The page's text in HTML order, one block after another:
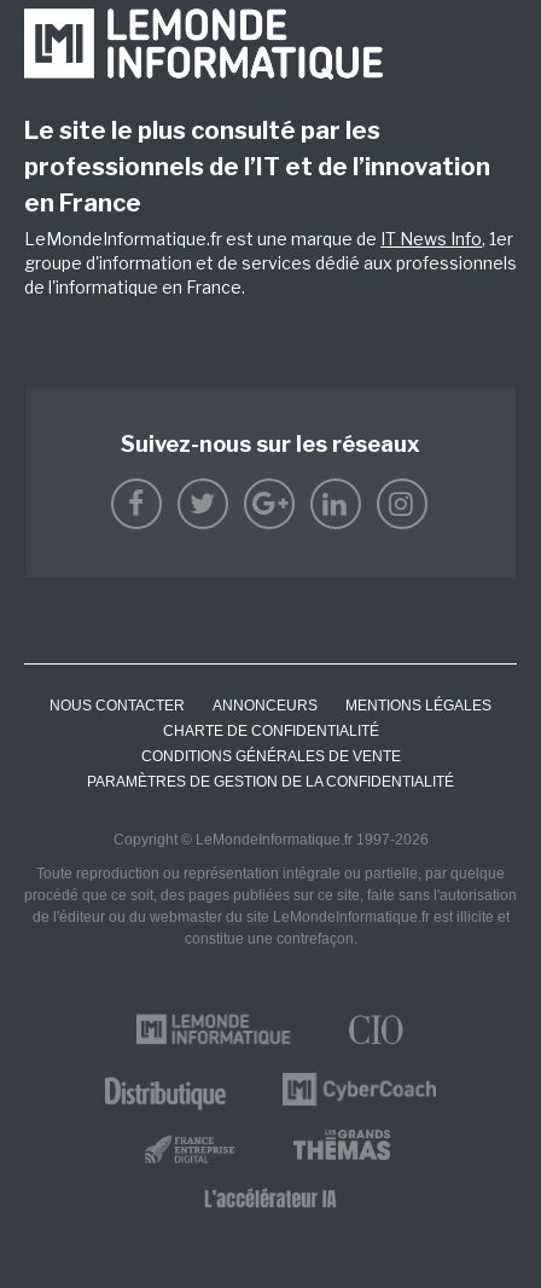
Le site le plus consulté par les
professionnels de l’IT et de l’innovation
en France
LeMondeInformatique.fr est une marque de IT News Info, 1er
groupe d'information et de services dédié aux professionnels
de l'informatique en France.
Suivez-nous sur les réseaux
NOUS CONTACTER ANNONCEURS
MENTIONS LÉGALES
CHARTE DE CONFIDENTIALITÉ
CONDITIONS GÉNÉRALES DE VENTE
PARAMÈTRES DE GESTION DE LA CONFIDENTIALITÉ
Copyright © LeMondeInformatique.fr 1997-2026
Toute reproduction ou représentation intégrale ou partielle, par quelque
procédé que ce soit, des pages publiées sur ce site, faite sans l'autorisation
de l'éditeur ou du webmaster du site LeMondeInformatique.fr est illicite et
constitue une contrefaçon.